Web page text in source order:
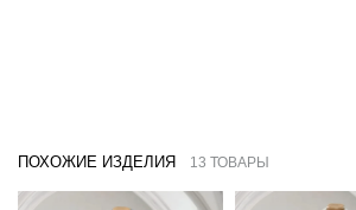
ПОХОЖИЕ ИЗДЕЛИЯ 13 ТОВАРЫ